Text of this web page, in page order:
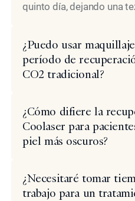
quinto día, dejando una
¿Puedo usar
período de
CO2 tradicional?
¿Cómo difiere la
Coolaser para
piel más oscuros?
¿Necesitaré tomar
trabajo para un